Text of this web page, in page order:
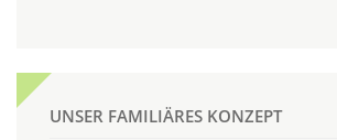
UNSER FAMILIÄRES KONZEPT